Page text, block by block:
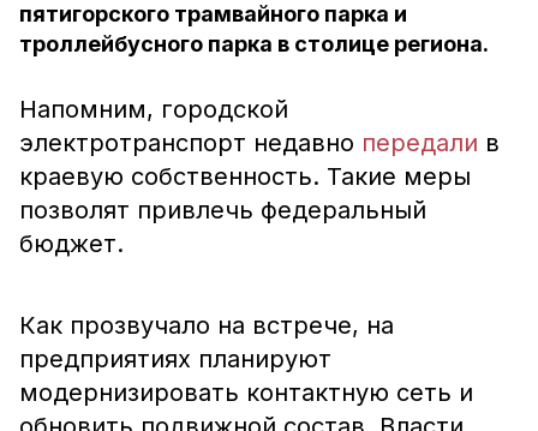
пятигорского трамвайного парка и
троллейбусного парка в столице региона.
Напомним, городской
электротранспорт недавно передали в
краевую собственность. Такие меры
позволят привлечь федеральный
бюджет.
Как прозвучало на встрече, на
предприятиях планируют
модернизировать контактную сеть и